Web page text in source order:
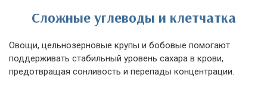
Сложные углеводы и клетчатка
Овощи, цельнозерновые крупы и бобовые помогают
поддерживать стабильный уровень сахара в крови,
предотвращая сонливость и перепады концентрации.